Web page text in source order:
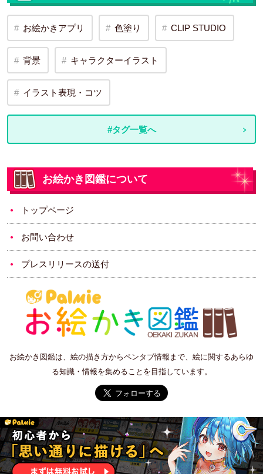
お絵かきアプリ 色塗り CLIP STUDIO
背景 キャラクターイラスト
イラスト表現・コツ
#タグ一覧へ
お絵かき図鑑について
トップページ
お問い合わせ
プレスリリースの送付
お絵かき図鑑は、絵の描き方からペンタブ情報まで、絵に関するあらゆ
る知識・情報を集めることを目指しています。